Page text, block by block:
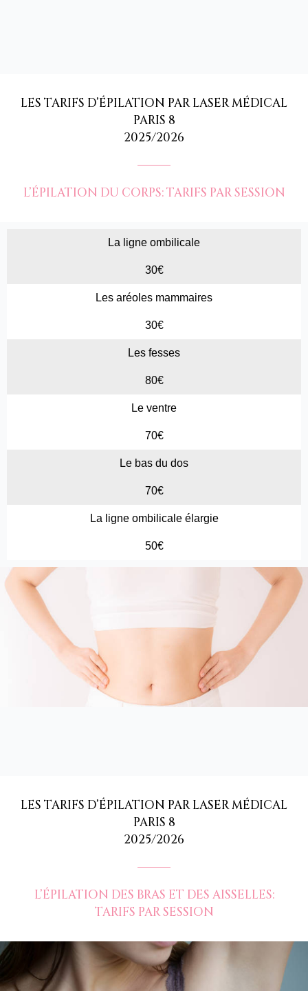
LES TARIFS D’ÉPILATION PAR LASER MÉDICAL
PARIS 8
2025/2026
L’ÉPILATION DU CORPS: TARIFS PAR SESSION
La ligne ombilicale
30€
Les aréoles mammaires
30€
Les fesses
80€
Le ventre
70€
Le bas du dos
70€
La ligne ombilicale élargie
50€
LES TARIFS D’ÉPILATION PAR LASER MÉDICAL
PARIS 8
2025/2026
L’ÉPILATION DES BRAS ET DES AISSELLES:
TARIFS PAR SESSION